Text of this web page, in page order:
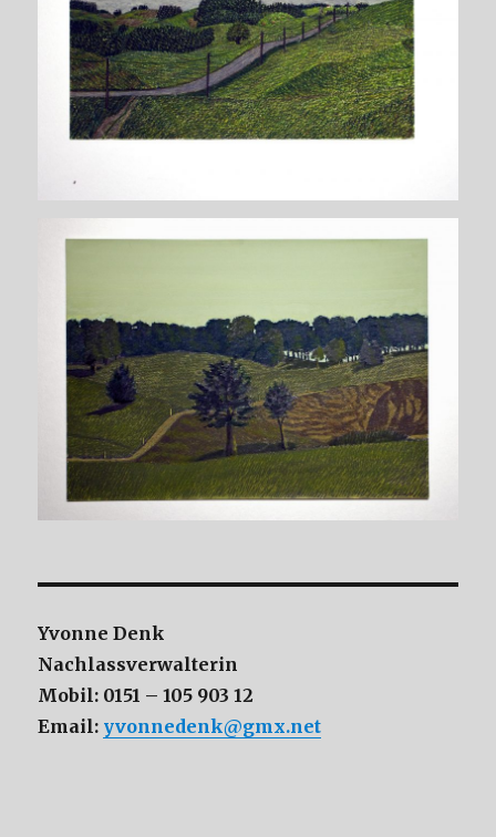
Yvonne Denk
Nachlassverwalterin
Mobil: 0151 – 105 903 12
Email: yvonnedenk@gmx.net